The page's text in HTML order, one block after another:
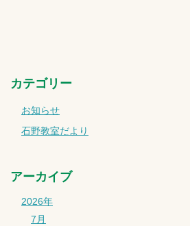
カテゴリー
お知らせ
石野教室だより
アーカイブ
2026年
7月